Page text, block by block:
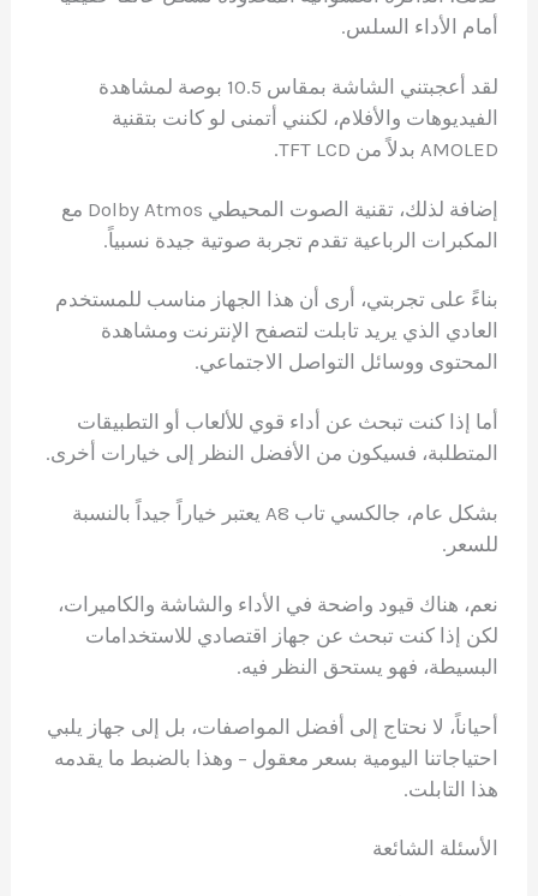
أمام الأداء السلس.
لقد أعجبتني الشاشة بمقاس 10.5 بوصة لمشاهدة
الفيديوهات والأفلام، لكنني أتمنى لو كانت بتقنية
AMOLED بدلاً من TFT LCD.
إضافة لذلك، تقنية الصوت المحيطي Dolby Atmos مع
المكبرات الرباعية تقدم تجربة صوتية جيدة نسبياً.
بناءً على تجربتي، أرى أن هذا الجهاز مناسب للمستخدم
العادي الذي يريد تابلت لتصفح الإنترنت ومشاهدة
المحتوى ووسائل التواصل الاجتماعي.
أما إذا كنت تبحث عن أداء قوي للألعاب أو التطبيقات
المتطلبة، فسيكون من الأفضل النظر إلى خيارات أخرى.
بشكل عام، جالكسي تاب A8 يعتبر خياراً جيداً بالنسبة
للسعر.
نعم، هناك قيود واضحة في الأداء والشاشة والكاميرات،
لكن إذا كنت تبحث عن جهاز اقتصادي للاستخدامات
البسيطة، فهو يستحق النظر فيه.
أحياناً، لا نحتاج إلى أفضل المواصفات، بل إلى جهاز يلبي
احتياجاتنا اليومية بسعر معقول – وهذا بالضبط ما يقدمه
هذا التابلت.
الأسئلة الشائعة